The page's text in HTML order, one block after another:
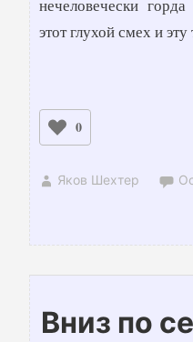
нечеловечески
этот глухой смех и
0
Яков Шехтер
Вниз по